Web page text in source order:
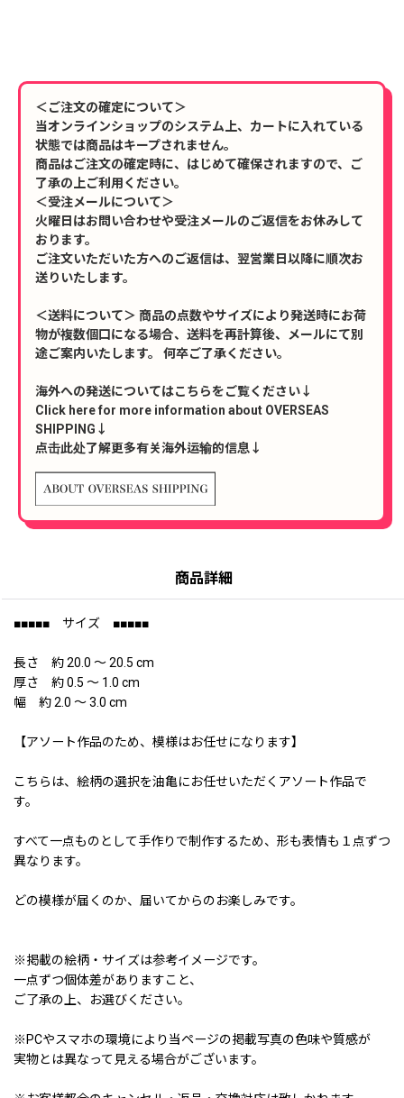
＜ご注文の確定について＞
当オンラインショップのシステム上、カートに入れている
状態では商品はキープされません。
商品はご注文の確定時に、はじめて確保されますので、ご
了承の上ご利用ください。
＜受注メールについて＞
火曜日はお問い合わせや受注メールのご返信をお休みして
おります。
ご注文いただいた方へのご返信は、翌営業日以降に順次お
送りいたします。
＜送料について＞ 商品の点数やサイズにより発送時にお荷
物が複数個口になる場合、送料を再計算後、メールにて別
途ご案内いたします。 何卒ご了承ください。
海外への発送についてはこちらをご覧ください↓
Click here for more information about OVERSEAS
SHIPPING↓
点击此处了解更多有关海外运输的信息↓
商品詳細
■■■■■ サイズ ■■■■■
長さ 約 20.0 〜 20.5 cm
厚さ 約 0.5 〜 1.0 cm
幅 約 2.0 〜 3.0 cm
【アソート作品のため、模様はお任せになります】
こちらは、絵柄の選択を油亀にお任せいただくアソート作品で
す。
すべて一点ものとして手作りで制作するため、形も表情も１点ずつ
異なります。
どの模様が届くのか、届いてからのお楽しみです。
※掲載の絵柄・サイズは参考イメージです。
一点ずつ個体差がありますこと、
ご了承の上、お選びください。
※PCやスマホの環境により当ページの掲載写真の色味や質感が
実物とは異なって見える場合がございます。